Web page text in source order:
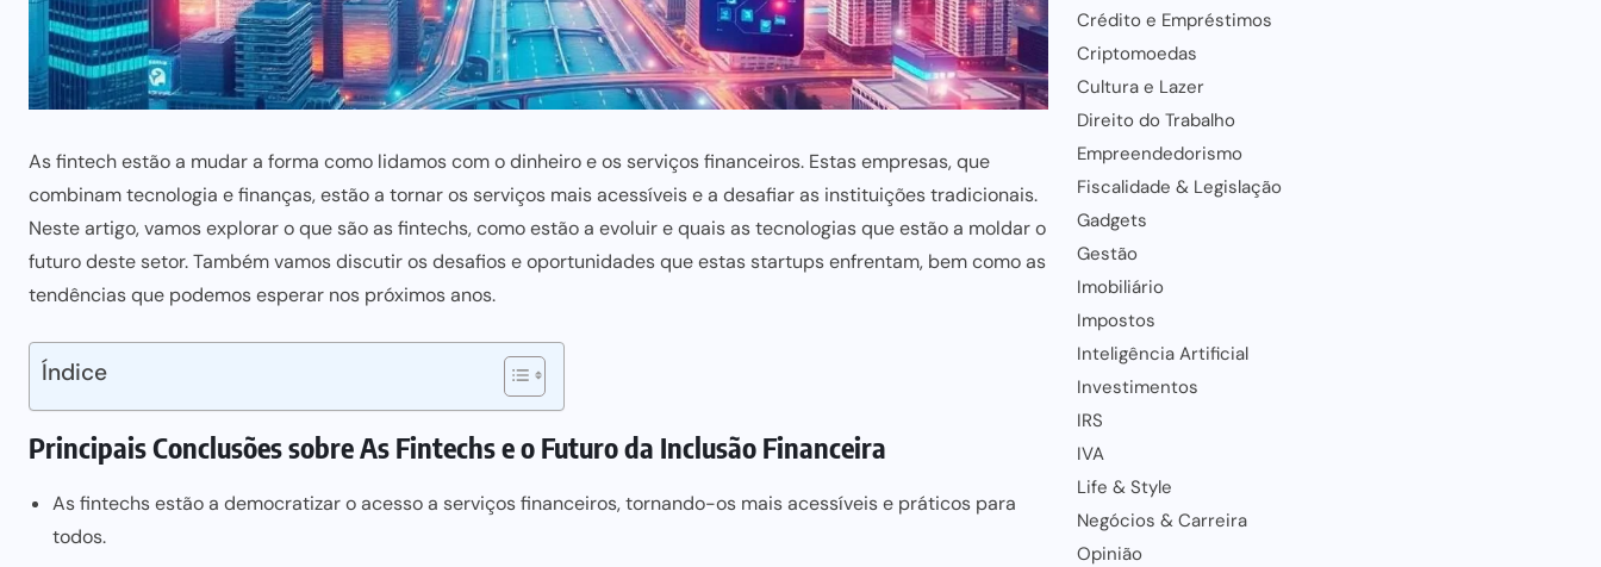
As fintech estão a mudar a forma como lidamos com o dinheiro e os serviços financeiros. Estas empresas, que
combinam tecnologia e finanças, estão a tornar os serviços mais acessíveis e a desafiar as instituições tradicionais.
Neste artigo, vamos explorar o que são as fintechs, como estão a evoluir e quais as tecnologias que estão a moldar o
futuro deste setor. Também vamos discutir os desafios e oportunidades que estas startups enfrentam, bem como as
tendências que podemos esperar nos próximos anos.
Índice
Principais Conclusões sobre As Fintechs e o Futuro da Inclusão Financeira
As fintechs estão a democratizar o acesso a serviços financeiros, tornando-os mais acessíveis e práticos para
todos.
Crédito e Empréstimos
Criptomoedas
Cultura e Lazer
Direito do Trabalho
Empreendedorismo
Fiscalidade & Legislação
Gadgets
Gestão
Imobiliário
Impostos
Inteligência Artificial
Investimentos
IRS
IVA
Life & Style
Negócios & Carreira
Opinião